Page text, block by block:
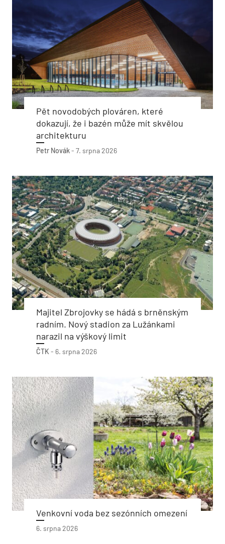
Pět novodobých plováren, které
dokazují, že i bazén může mít skvělou
architekturu
Petr Novák- 7. srpna 2026
Majitel Zbrojovky se hádá s brněnským
radním. Nový stadion za Lužánkami
narazil na výškový limit
ČTK - 6. srpna 2026
Venkovní voda bez sezónních omezení
6. srpna 2026